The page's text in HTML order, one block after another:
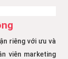
riêng với ưu và
viên marketing